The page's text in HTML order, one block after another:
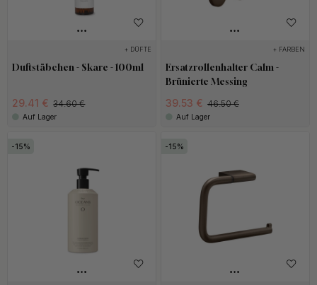
+ DÜFTE
Duftstäbchen - Skare - 100ml
29.41 € 34.60 €
Auf Lager
+ FARBEN
Ersatzrollenhalter Calm -
Brünierte Messing
39.53 € 46.50 €
Auf Lager
15 15